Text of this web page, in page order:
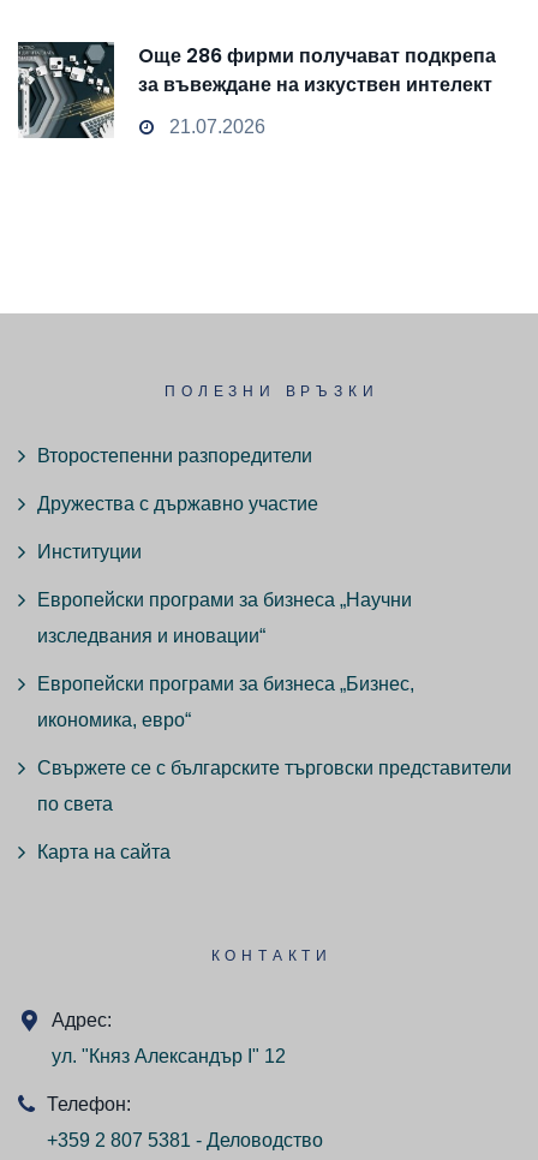
Oще 286 фирми получават подкрепа
за въвеждане на изкуствен интелект
и облачни технологии
21.07.2026
ПОЛЕЗНИ ВРЪЗКИ
Второстепенни разпоредители
Дружества с държавно участие
Институции
Европейски програми за бизнеса „Научни
изследвания и иновации“
Европейски програми за бизнеса „Бизнес,
икономика, евро“
Свържете се с българските търговски представители
по света
Карта на сайта
КОНТАКТИ
Адрес:
ул. "Княз Александър I" 12
Телефон:
+359 2 807 5381 - Деловодство